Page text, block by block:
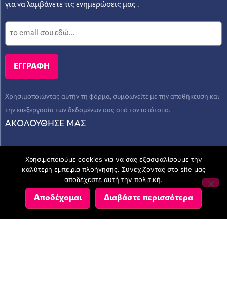
για να λαμβάνετε τις ενημερώσεις μας .
Χρησιμοποιώντας αυτήν τη φόρμα, συμφωνείτε με την αποθήκευση και
την επεξεργασία των δεδομένων σας από τον ιστότοπο.
ΑΚΟΛΟΥΘΗΣΕ ΜΑΣ
© Copyright 2023 - AEGEAN CONSULTING - ΛΟΓΙΣΤΙΚΕΣ ΚΑΙ
ΣΥΜΒΟΥΛΕΥΤΙΚΕΣ ΥΠΗΡΕΣΙΕΣ
Χρησιμοποιούμε cookies για να σας εξασφαλίσουμε την
καλύτερη εμπειρία πλοήγησης. Συνεχίζοντας στο site μας
αποδέχεστε αυτή την πολιτική.
Αποδέχομαι Διαβάστε περισσότερα